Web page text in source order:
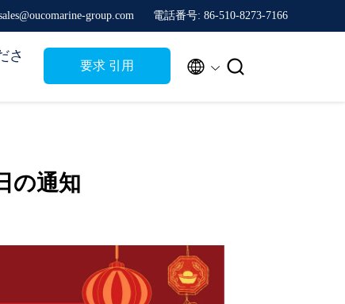
group.com 電話番号: 86-510-8273-7166
さ
要求 引用  
の通知